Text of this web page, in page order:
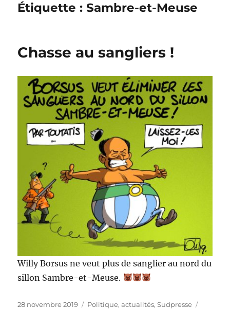
Étiquette :Sambre-et-Meuse
Chasse au sangliers !
Willy Borsus ne veut plus de sanglier au nord du
sillon Sambre-et-Meuse.
Publié
28 novembre 2019 Catégories
Politique, actualités,Sudpresse